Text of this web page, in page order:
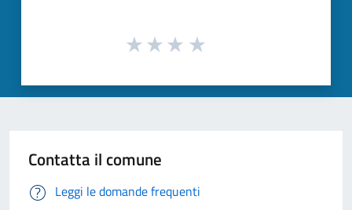
Contatta il comune
Leggi le domande frequenti